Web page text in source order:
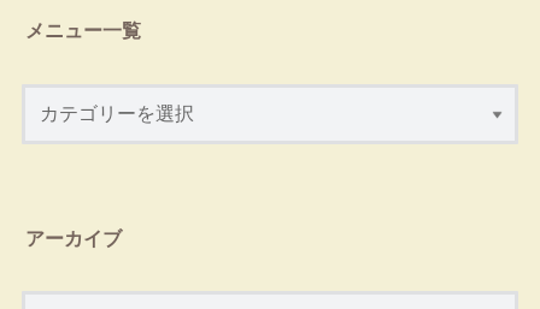
メニュー一覧
アーカイブ